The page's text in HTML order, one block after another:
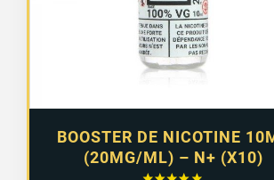
BOOSTER DE NICOTINE
(20MG/ML) – N+ (X10)
à
9,29 €